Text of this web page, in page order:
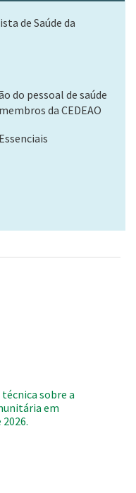
de Saúde da
do pessoal de saúde
da CEDEAO
técnica sobre a
em